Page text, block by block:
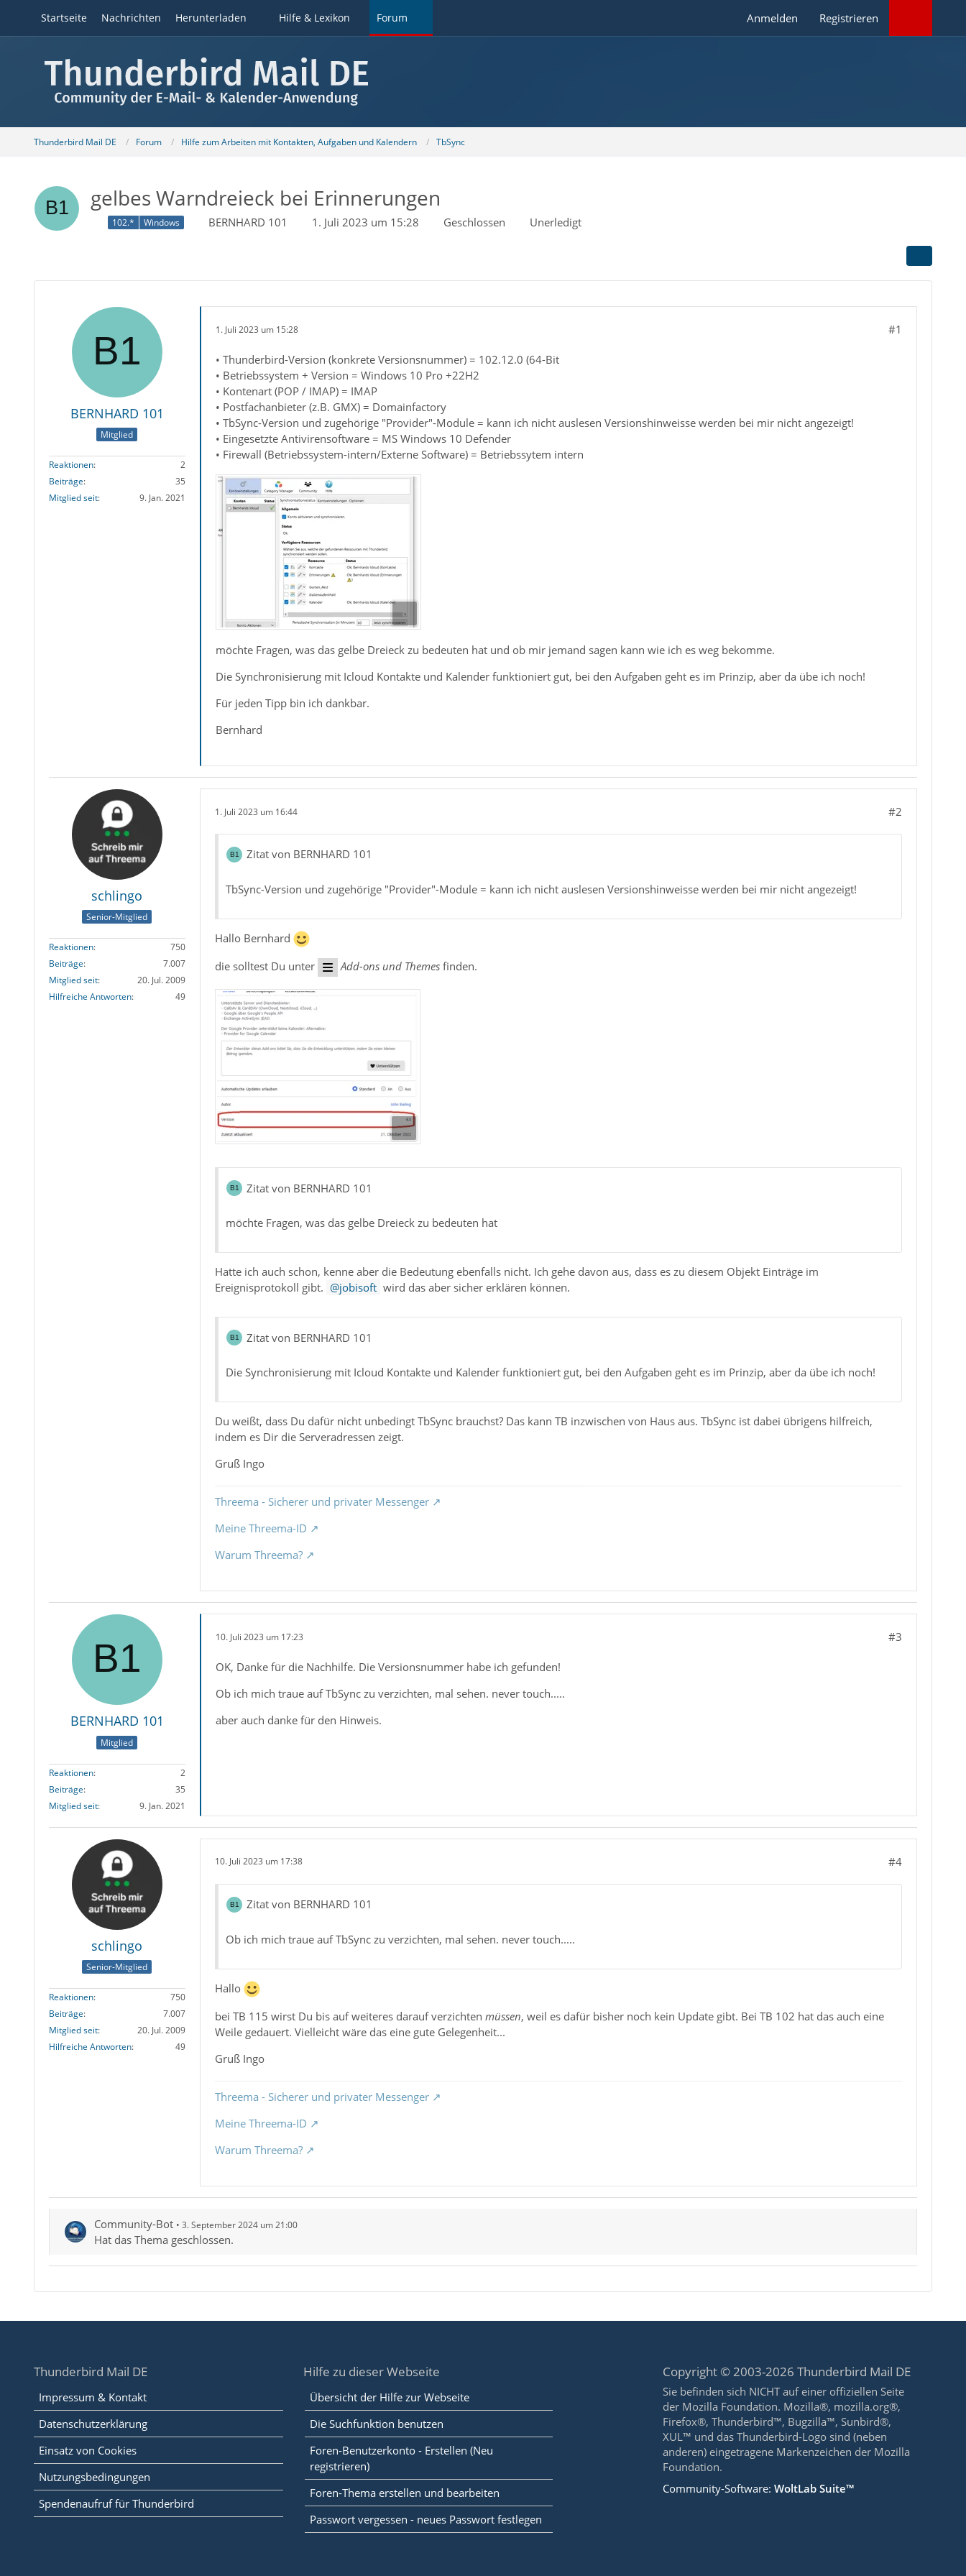
Startseite Nachrichten Herunterladen Hilfe & Lexikon Forum Anmelden Registrieren
Thunderbird Mail DE Forum Hilfe zum Arbeiten mit Kontakten, Aufgaben und Kalendern TbSync
gelbes Warndreieck bei Erinnerungen
102.* Windows BERNHARD 101 1. Juli 2023 um 15:28 Geschlossen Unerledigt
BERNHARD 101
Mitglied
Reaktionen
2
Beiträge
35
Mitglied seit
9. Jan. 2021
1. Juli 2023 um 15:28 #1
• Thunderbird-Version (konkrete Versionsnummer) = 102.12.0 (64-Bit
• Betriebssystem + Version = Windows 10 Pro +22H2
• Kontenart (POP / IMAP) = IMAP
• Postfachanbieter (z.B. GMX) = Domainfactory
• TbSync-Version und zugehörige "Provider"-Module = kann ich nicht auslesen Versionshinweisse werden bei mir nicht angezeigt!
• Eingesetzte Antivirensoftware = MS Windows 10 Defender
• Firewall (Betriebssystem-intern/Externe Software) = Betriebssytem intern
möchte Fragen, was das gelbe Dreieck zu bedeuten hat und ob mir jemand sagen kann wie ich es weg bekomme.
Die Synchronisierung mit Icloud Kontakte und Kalender funktioniert gut, bei den Aufgaben geht es im Prinzip, aber da übe ich noch!
Für jeden Tipp bin ich dankbar.
Bernhard
schlingo
Senior-Mitglied
Reaktionen
750
Beiträge
7.007
Mitglied seit
20. Jul. 2009
Hilfreiche Antworten
49
1. Juli 2023 um 16:44 #2
Zitat von BERNHARD 101
TbSync-Version und zugehörige "Provider"-Module = kann ich nicht auslesen Versionshinweisse werden bei mir nicht angezeigt!
Hallo Bernhard
die solltest Du unter
Add-ons und Themesfinden.
Zitat von BERNHARD 101
möchte Fragen, was das gelbe Dreieck zu bedeuten hat
Hatte ich auch schon, kenne aber die Bedeutung ebenfalls nicht. Ich gehe davon aus, dass es zu diesem Objekt Einträge im
Ereignisprotokoll gibt.
jobisoft wird das aber sicher erklären können.
Zitat von BERNHARD 101
Die Synchronisierung mit Icloud Kontakte und Kalender funktioniert gut, bei den Aufgaben geht es im Prinzip, aber da übe ich noch!
Du weißt, dass Du dafür nicht unbedingt TbSync brauchst? Das kann TB inzwischen von Haus aus. TbSync ist dabei übrigens hilfreich,
indem es Dir die Serveradressen zeigt.
Gruß Ingo
Threema - Sicherer und privater Messenger
Meine Threema-ID
Warum Threema?
BERNHARD 101
Mitglied
Reaktionen
2
Beiträge
35
Mitglied seit
9. Jan. 2021
10. Juli 2023 um 17:23 #3
OK, Danke für die Nachhilfe. Die Versionsnummer habe ich gefunden!
Ob ich mich traue auf TbSync zu verzichten, mal sehen. never touch.....
aber auch danke für den Hinweis.
schlingo
Senior-Mitglied
Reaktionen
750
Beiträge
7.007
Mitglied seit
20. Jul. 2009
Hilfreiche Antworten
49
10. Juli 2023 um 17:38 #4
Zitat von BERNHARD 101
Ob ich mich traue auf TbSync zu verzichten, mal sehen. never touch.....
Hallo
bei TB 115 wirst Du bis auf weiteres darauf verzichten müssen, weil es dafür bisher noch kein Update gibt. Bei TB 102 hat das auch eine
Weile gedauert. Vielleicht wäre das eine gute Gelegenheit...
Gruß Ingo
Threema - Sicherer und privater Messenger
Meine Threema-ID
Warum Threema?
Community-Bot 3. September 2024 um 21:00
Hat das Thema geschlossen.
Thunderbird Mail DE
Impressum & Kontakt
Datenschutzerklärung
Einsatz von Cookies
Nutzungsbedingungen
Spendenaufruf für Thunderbird
Hilfe zu dieser Webseite
Übersicht der Hilfe zur Webseite
Die Suchfunktion benutzen
Foren-Benutzerkonto - Erstellen (Neu
registrieren)
Foren-Thema erstellen und bearbeiten
Passwort vergessen - neues Passwort festlegen
Copyright © 2003-2026 Thunderbird Mail DE
Sie befinden sich NICHT auf einer offiziellen Seite
der Mozilla Foundation. Mozilla®, mozilla.org®,
Firefox®, Thunderbird™, Bugzilla™, Sunbird®,
XUL™ und das Thunderbird-Logo sind (neben
anderen) eingetragene Markenzeichen der Mozilla
Foundation.
Community-Software:WoltLab Suite™